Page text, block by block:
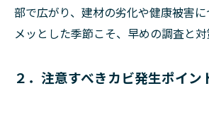
部で広がり、建材の劣化や健康被害
メッとした季節こそ、早めの調査と対
２．注意すべきカビ発生ポイン